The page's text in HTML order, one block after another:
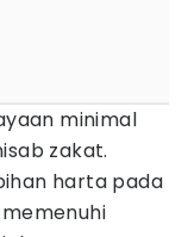
minimal
zakat.
harta pada